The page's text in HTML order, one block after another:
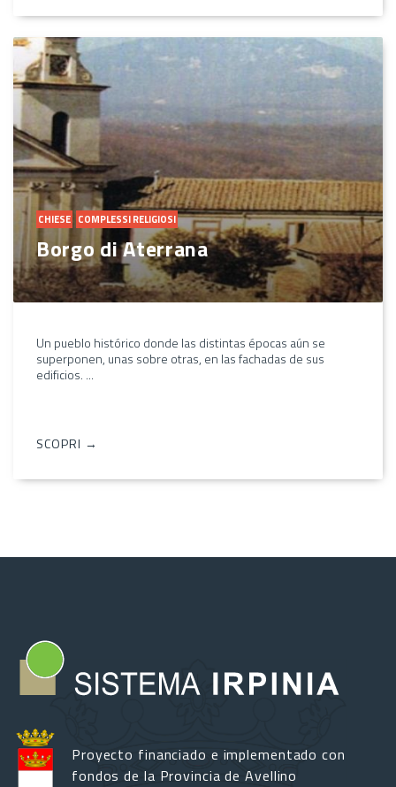
CHIESE COMPLESSI RELIGIOSI
Borgo di Aterrana
Un pueblo histórico donde las distintas épocas aún se
superponen, unas sobre otras, en las fachadas de sus
edificios. ...
SCOPRI →
Proyecto financiado e implementado con
fondos de la Provincia de Avellino